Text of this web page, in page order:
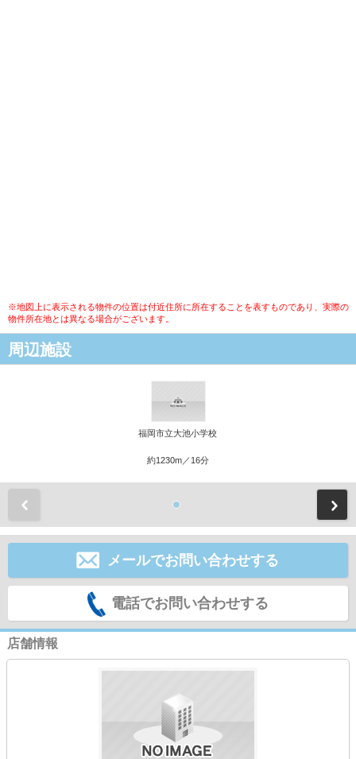
※地図上に表示される物件の位置は付近住所に所在することを表すものであり、実際の
物件所在地とは異なる場合がございます。
周辺施設
福岡市立大池小学校
約1230m／16分
メールでお問い合わせする
電話でお問い合わせする
店舗情報